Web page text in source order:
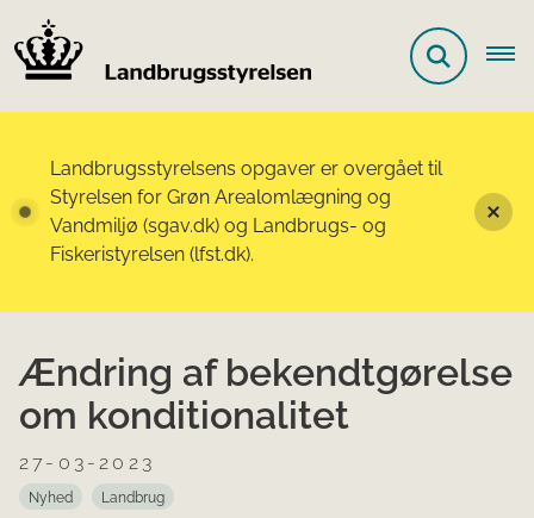
Landbrugsstyrelsens opgaver er overgået til
Styrelsen for Grøn Arealomlægning og
Vandmiljø (sgav.dk) og Landbrugs- og
Fiskeristyrelsen (lfst.dk).
Ændring af bekendtgørelse
om konditionalitet
27-03-2023
Nyhed Landbrug